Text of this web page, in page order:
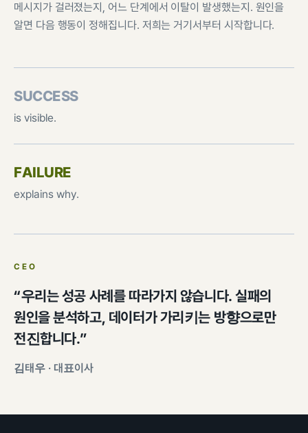
메시지가 걸러졌는지, 어느 단계에서 이탈이 발생했는지. 원인을
알면 다음 행동이 정해집니다. 저희는 거기서부터 시작합니다.
SUCCESS
is visible.
FAILURE
explains why.
CEO
“우리는 성공 사례를 따라가지 않습니다. 실패의
원인을 분석하고, 데이터가 가리키는 방향으로만
전진합니다.”
김태우 · 대표이사